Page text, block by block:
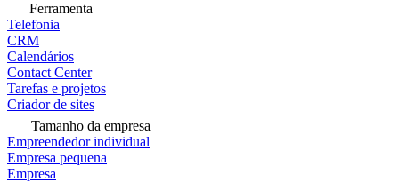
Ferramenta
Telefonia
CRM
Calendários
Contact Center
Tarefas e projetos
Criador de sites
Tamanho da empresa
Empreendedor individual
Empresa pequena
Empresa